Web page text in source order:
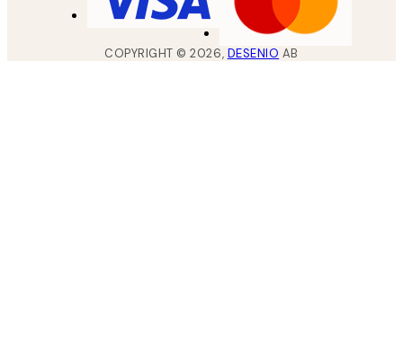
COPYRIGHT ©2026, DESENIO AB